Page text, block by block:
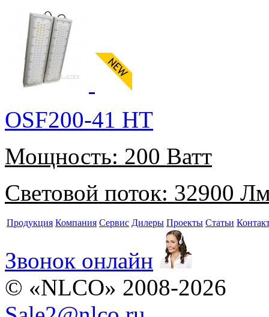
OSF200-41 HT
Мощность: 200 Ватт
Световой поток: 32900
Продукция Компания Сервис Дилеры Проекты Статьи
Звонок онлайн
© «NLCO» 2008-2026